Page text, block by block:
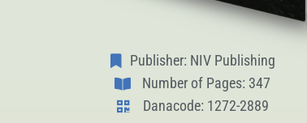
Publisher: NIV Publishing
Number of Pages: 347
Danacode: 1272-2889